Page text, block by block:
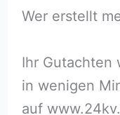
Wer erstellt
Ihr Gutachten
in wenigen
auf